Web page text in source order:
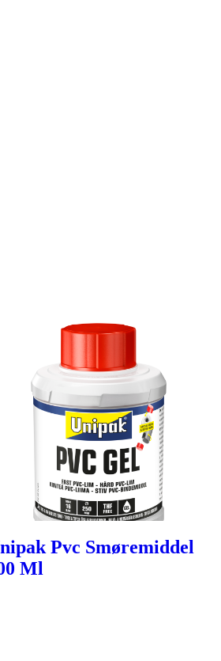
Pvc Smøremiddel
Ml